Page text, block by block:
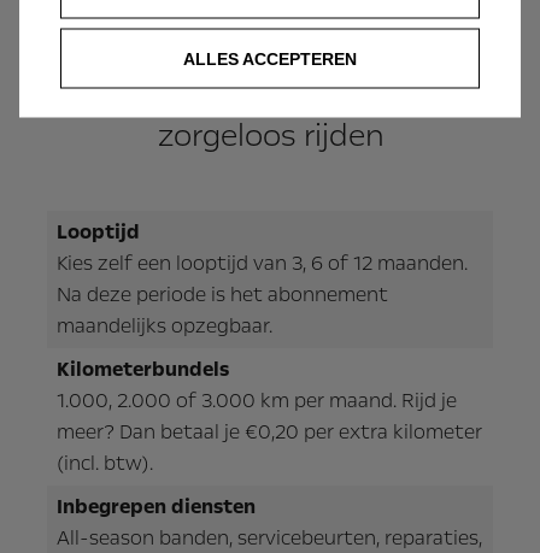
Opel auto abonnement: betaal één
vast maandbedrag voor flexibel en
zorgeloos rijden
Looptijd
Kies zelf een looptijd van 3, 6 of 12 maanden.
Na deze periode is het abonnement
maandelijks opzegbaar.
Kilometerbundels
1.000, 2.000 of 3.000 km per maand. Rijd je
meer? Dan betaal je €0,20 per extra kilometer
(incl. btw).
Inbegrepen diensten
All-season banden, servicebeurten, reparaties,
ALLES ACCEPTEREN